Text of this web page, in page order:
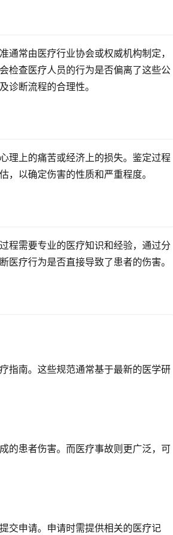
常由医疗行业协会或权威机构制定，
检查医疗人员的行为是否偏离了这些公
诊断流程的合理性。
理上的痛苦或经济上的损失。鉴定过程
以确定伤害的性质和严重程度。
程需要专业的医疗知识和经验，通过分
疗行为是否直接导致了患者的伤害。
指南。这些规范通常基于最新的医学研
的患者伤害。而医疗事故则更广泛，可
交申请。申请时需提供相关的医疗记